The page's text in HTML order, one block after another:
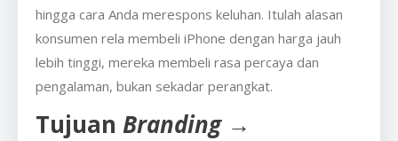
hingga cara Anda merespons keluhan. Itulah alasan
konsumen rela membeli iPhone dengan harga jauh
lebih tinggi, mereka membeli rasa percaya dan
pengalaman, bukan sekadar perangkat.
Tujuan Branding →